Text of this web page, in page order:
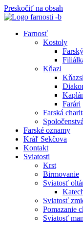
Preskočiť na obsah
Farnosť
Kostoly
Kňazi
Farári
Farská
Spoločenstvá
Farské oznamy
Kráľ Sekčova
Kontakt
Sviatosti
Krst
Birmovanie
Sviatosť
Sviatosť
Pomazanie
Sviatosť